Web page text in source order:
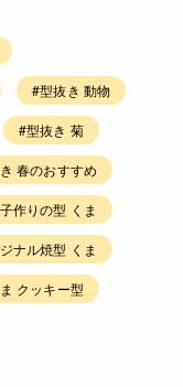
#型抜き 動物
#型抜き 菊
春のおすすめ
作りの型 くま
ナル焼型 くま
クッキー型